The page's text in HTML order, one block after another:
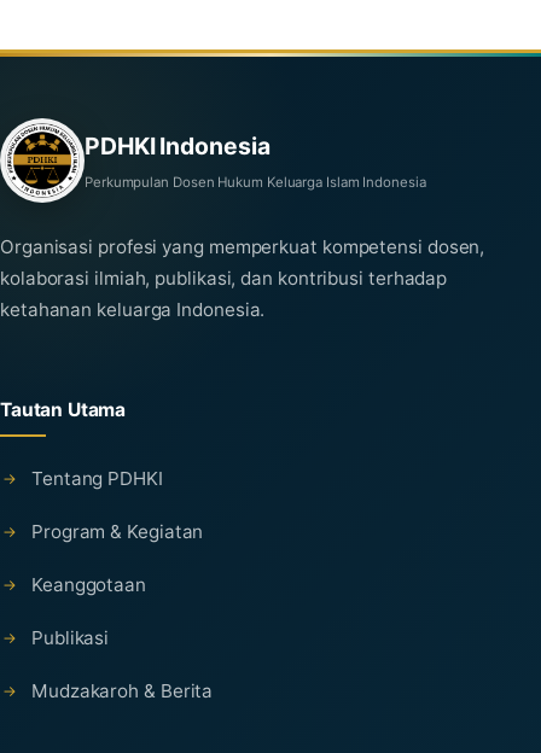
PDHKI Indonesia
Perkumpulan Dosen Hukum Keluarga Islam Indonesia
Organisasi profesi yang memperkuat kompetensi dosen,
kolaborasi ilmiah, publikasi, dan kontribusi terhadap
ketahanan keluarga Indonesia.
Tautan Utama
Tentang PDHKI
Program & Kegiatan
Keanggotaan
Publikasi
Mudzakaroh & Berita